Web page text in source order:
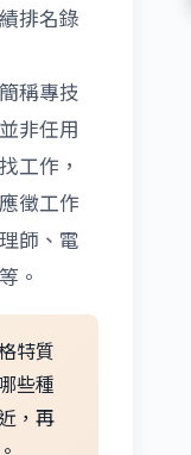
排名錄
稱專技
非任用
工作，
徵工作
師、電
。
特質
些種
，再